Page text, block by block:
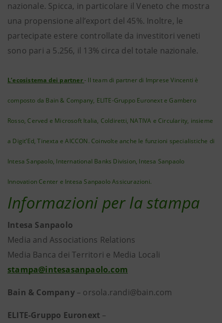
nazionale. Spicca, in particolare il Veneto che mostra
una propensione all’export del 45%. Inoltre, le
partecipate estere controllate da investitori veneti
sono pari a 5.256, il 13% circa del totale nazionale.
L’ecosistema dei partner- Il team di partner di Imprese Vincenti è
composto da Bain & Company, ELITE-Gruppo Euronext e Gambero
Rosso, Cerved e Microsoft Italia, Coldiretti, NATIVA e Circularity, insieme
a Digit’Ed, Tinexta e AICCON. Coinvolte anche le funzioni specialistiche di
Intesa Sanpaolo, International Banks Division, Intesa Sanpaolo
Innovation Center e Intesa Sanpaolo Assicurazioni.
Informazioni per la stampa
Intesa Sanpaolo
Media and Associations Relations
Media Banca dei Territori e Media Locali
stampa@intesasanpaolo.com
Bain & Company– orsola.randi@bain.com
ELITE-Gruppo Euronext –